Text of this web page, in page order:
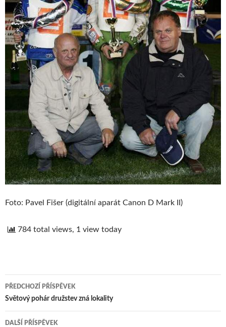
Foto: Pavel Fišer (digitální aparát Canon D Mark II)
784 total views, 1 view today
Navigace
pro
PŘEDCHOZÍ PŘÍSPĚVEK
Světový pohár družstev zná lokality
DALŠÍ PŘÍSPĚVEK